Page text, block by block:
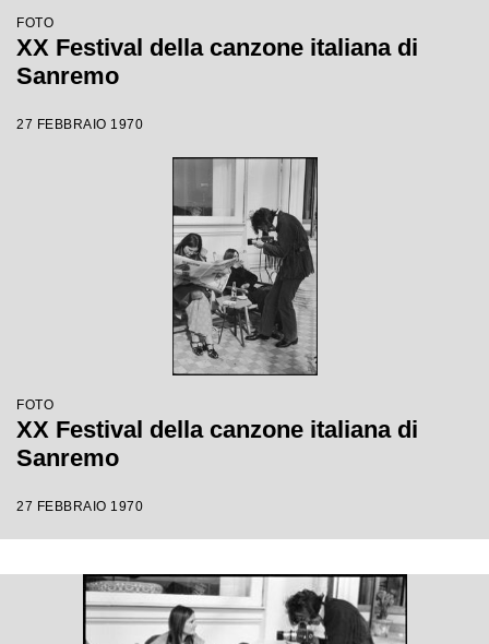
FOTO
XX Festival della canzone italiana di
Sanremo
27 FEBBRAIO 1970
FOTO
XX Festival della canzone italiana di
Sanremo
27 FEBBRAIO 1970